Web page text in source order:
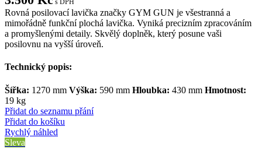
s DPH
Rovná posilovací lavička značky GYM GUN je všestranná a
mimořádně funkční plochá lavička. Vyniká precizním zpracováním
a promyšlenými detaily. Skvělý doplněk, který posune vaši
posilovnu na vyšší úroveň.
Technický popis:
Šířka: 1270 mm Výška: 590 mm Hloubka: 430 mm Hmotnost:
19 kg
Přidat do seznamu přání
Přidat do košíku
Rychlý náhled
Sleva